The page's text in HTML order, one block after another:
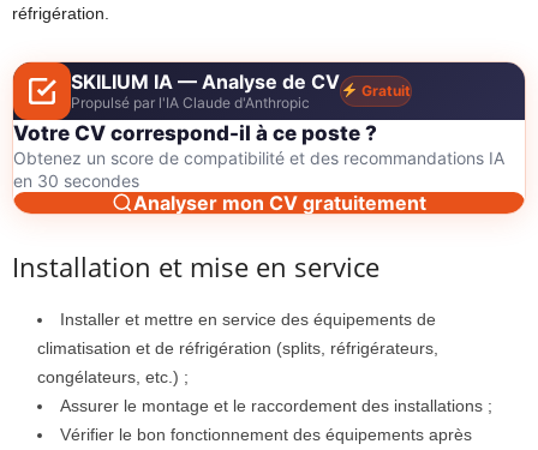
réfrigération.
SKILIUM IA — Analyse de CV
Propulsé par l'IA Claude d'Anthropic
Gratuit
Votre CV correspond-il à ce poste ?
Obtenez un score de compatibilité et des recommandations IA
en 30 secondes
Analyser mon CV gratuitement
Installation et mise en service
Installer et mettre en service des équipements de
climatisation et de réfrigération (splits, réfrigérateurs,
congélateurs, etc.) ;
Assurer le montage et le raccordement des installations ;
Vérifier le bon fonctionnement des équipements après